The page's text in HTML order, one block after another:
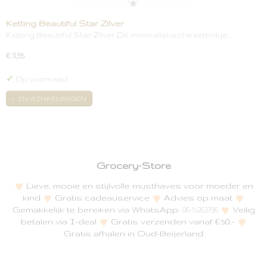
Ketting Beautiful Star Zilver
Ketting Beautiful Star Zilver Dit minimalistische kettinkje…
€ 11,95
✓ Op voorraad
IN WINKELWAGEN
Grocery-Store
Lieve, mooie en stijlvolle musthaves voor moeder en
kind
Gratis cadeauservice
Advies op maat
Gemakkelijk te bereiken via WhatsApp: 06-15262796
Veilig
betalen via I-deal
Gratis verzenden vanaf €50,-
Gratis afhalen in Oud-Beijerland